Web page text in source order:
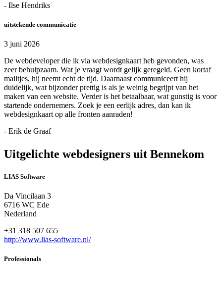
- Ilse Hendriks
uitstekende communicatie
3 juni 2026
De webdeveloper die ik via webdesignkaart heb gevonden, was
zeer behulpzaam. Wat je vraagt wordt gelijk geregeld. Geen kortaf
mailtjes, hij neemt echt de tijd. Daarnaast communiceert hij
duidelijk, wat bijzonder prettig is als je weinig begrijpt van het
maken van een website. Verder is het betaalbaar, wat gunstig is voor
startende ondernemers. Zoek je een eerlijk adres, dan kan ik
webdesignkaart op alle fronten aanraden!
- Erik de Graaf
Uitgelichte webdesigners uit Bennekom
LIAS Software
Da Vincilaan 3
6716 WC Ede
Nederland
+31 318 507 655
http://www.lias-software.nl/
Professionals